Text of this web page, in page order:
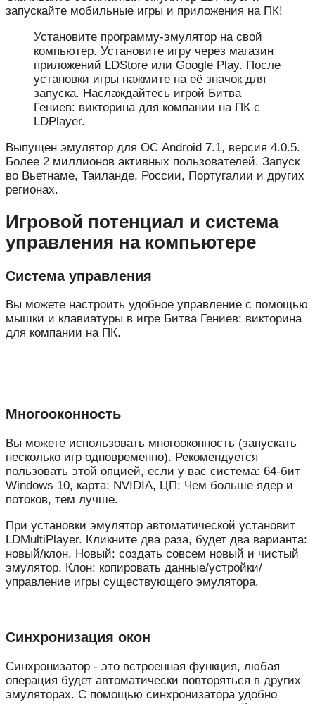
запускайте мобильные игры и приложения на ПК!
Установите программу-эмулятор на свой
компьютер. Установите игру через магазин
приложений LDStore или Google Play. После
установки игры нажмите на её значок для
запуска. Наслаждайтесь игрой Битва
Гениев: викторина для компании на ПК с
LDPlayer.
Выпущен эмулятор для ОС Android 7.1, версия 4.0.5.
Более 2 миллионов активных пользователей. Запуск
во Вьетнаме, Таиланде, России, Португалии и других
регионах.
Игровой потенциал и система
управления на компьютере
Система управления
Вы можете настроить удобное управление с помощью
мышки и клавиатуры в игре Битва Гениев: викторина
для компании на ПК.
Многооконность
Вы можете использовать многооконность (запускать
несколько игр одновременно). Рекомендуется
пользовать этой опцией, если у вас система: 64-бит
Windows 10, карта: NVIDIA, ЦП: Чем больше ядер и
потоков, тем лучше.
При установки эмулятор автоматической установит
LDMultiPlayer. Кликните два раза, будет два варианта:
новый/клон. Новый: создать совсем новый и чистый
эмулятор. Клон: копировать данные/устройки/
управление игры существующего эмулятора.
Синхронизация окон
Синхронизатор - это встроенная функция, любая
операция будет автоматически повторяться в других
эмуляторах. С помощью синхронизатора удобно